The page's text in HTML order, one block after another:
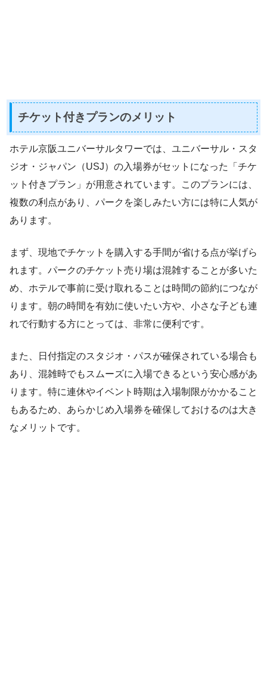
チケット付きプランのメリット
ホテル京阪ユニバーサルタワーでは、ユニバーサル・スタ
ジオ・ジャパン（USJ）の入場券がセットになった「チケ
ット付きプラン」が用意されています。このプランには、
複数の利点があり、パークを楽しみたい方には特に人気が
あります。
まず、現地でチケットを購入する手間が省ける点が挙げら
れます。パークのチケット売り場は混雑することが多いた
め、ホテルで事前に受け取れることは時間の節約につなが
ります。朝の時間を有効に使いたい方や、小さな子ども連
れで行動する方にとっては、非常に便利です。
また、日付指定のスタジオ・パスが確保されている場合も
あり、混雑時でもスムーズに入場できるという安心感があ
ります。特に連休やイベント時期は入場制限がかかること
もあるため、あらかじめ入場券を確保しておけるのは大き
なメリットです。